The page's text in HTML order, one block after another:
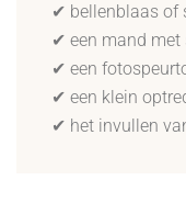
✔ bellenblaas of
✔ een mand met
✔ een
✔ een klein
✔ het invullen